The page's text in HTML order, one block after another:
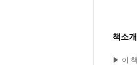
책소개
▶ 이